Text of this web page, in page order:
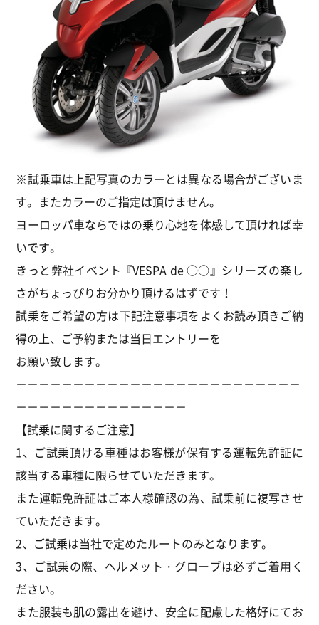
※試乗車は上記写真のカラーとは異なる場合がございま
す。またカラーのご指定は頂けません。
ヨーロッパ車ならではの乗り心地を体感して頂ければ幸
いです。
きっと弊社イベント『VESPA de ○○』シリーズの楽し
さがちょっぴりお分かり頂けるはずです！
試乗をご希望の方は下記注意事項をよくお読み頂きご納
得の上、ご予約または当日エントリーを
お願い致します。
－－－－－－－－－－－－－－－－－－－－－－－－－
－－－－－－－－－－－－－－－
【試乗に関するご注意】
1、ご試乗頂ける車種はお客様が保有する運転免許証に
該当する車種に限らせていただきます。
また運転免許証はご本人様確認の為、試乗前に複写させ
ていただきます。
2、ご試乗は当社で定めたルートのみとなります。
3、ご試乗の際、ヘルメット・グローブは必ずご着用く
ださい。
また服装も肌の露出を避け、安全に配慮した格好にてお